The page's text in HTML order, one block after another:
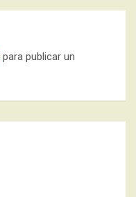
para publicar un